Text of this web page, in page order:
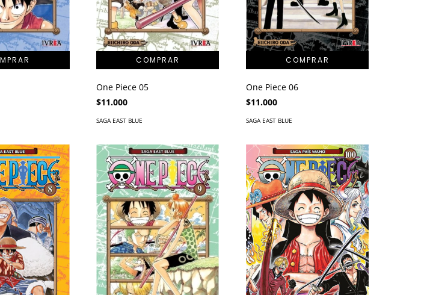
One Piece 05
$11.000
SAGA EAST BLUE
One Piece 06
$11.000
SAGA EAST BLUE